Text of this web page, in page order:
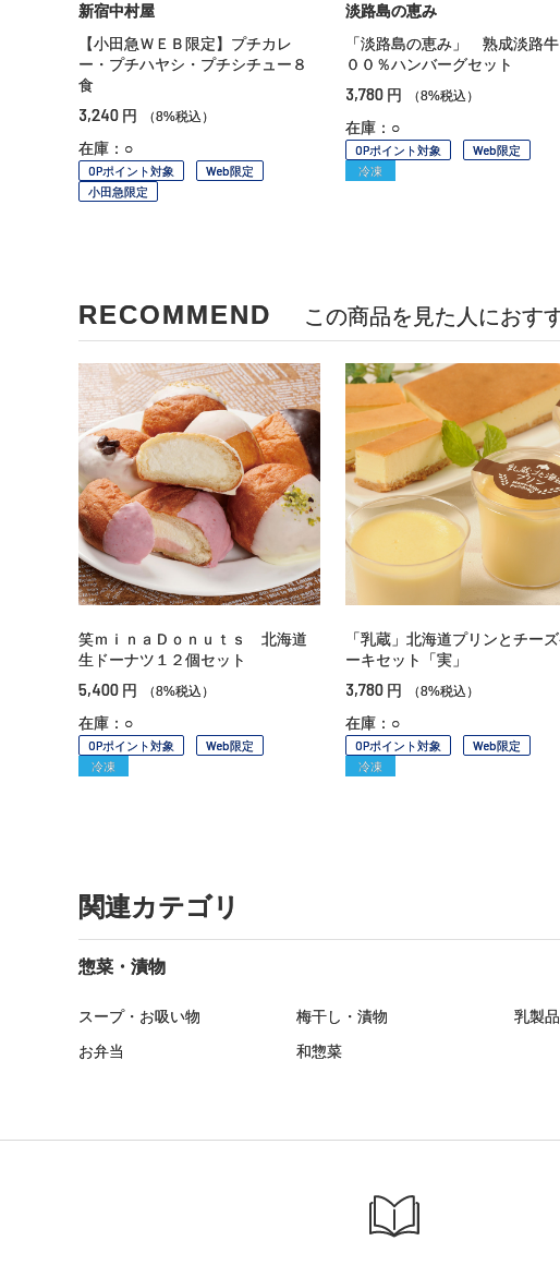
新宿中村屋
【小田急ＷＥＢ限定】プチカレ
ー・プチハヤシ・プチシチュー８
食
3,240 円 （8%税込）
在庫：○
OPポイント対象
Web限定
小田急限定
淡路島の恵み
「淡路島の恵み」 熟成淡路牛
００％ハンバーグセット
3,780 円 （8%税込）
在庫：○
OPポイント対象
Web限定
冷凍
RECOMMEND この商品を見た人におす
笑ｍｉｎａＤｏｎｕｔｓ 北海道
生ドーナツ１２個セット
5,400 円 （8%税込）
在庫：○
OPポイント対象
Web限定
冷凍
「乳蔵」北海道プリンとチー
ーキセット「実」
3,780 円 （8%税込）
在庫：○
OPポイント対象
Web限定
冷凍
関連カテゴリ
惣菜・漬物
スープ・お吸い物 梅干し・漬物 乳製品
お弁当
和惣菜